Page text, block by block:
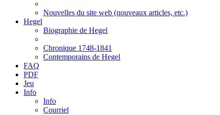
Nouvelles du site web (nouveaux articles, etc.)
Hegel
Biographie de Hegel
Chronique 1748-1841
Contemporains de Hegel
FAQ
PDF
Jeu
Info
Info
Courriel